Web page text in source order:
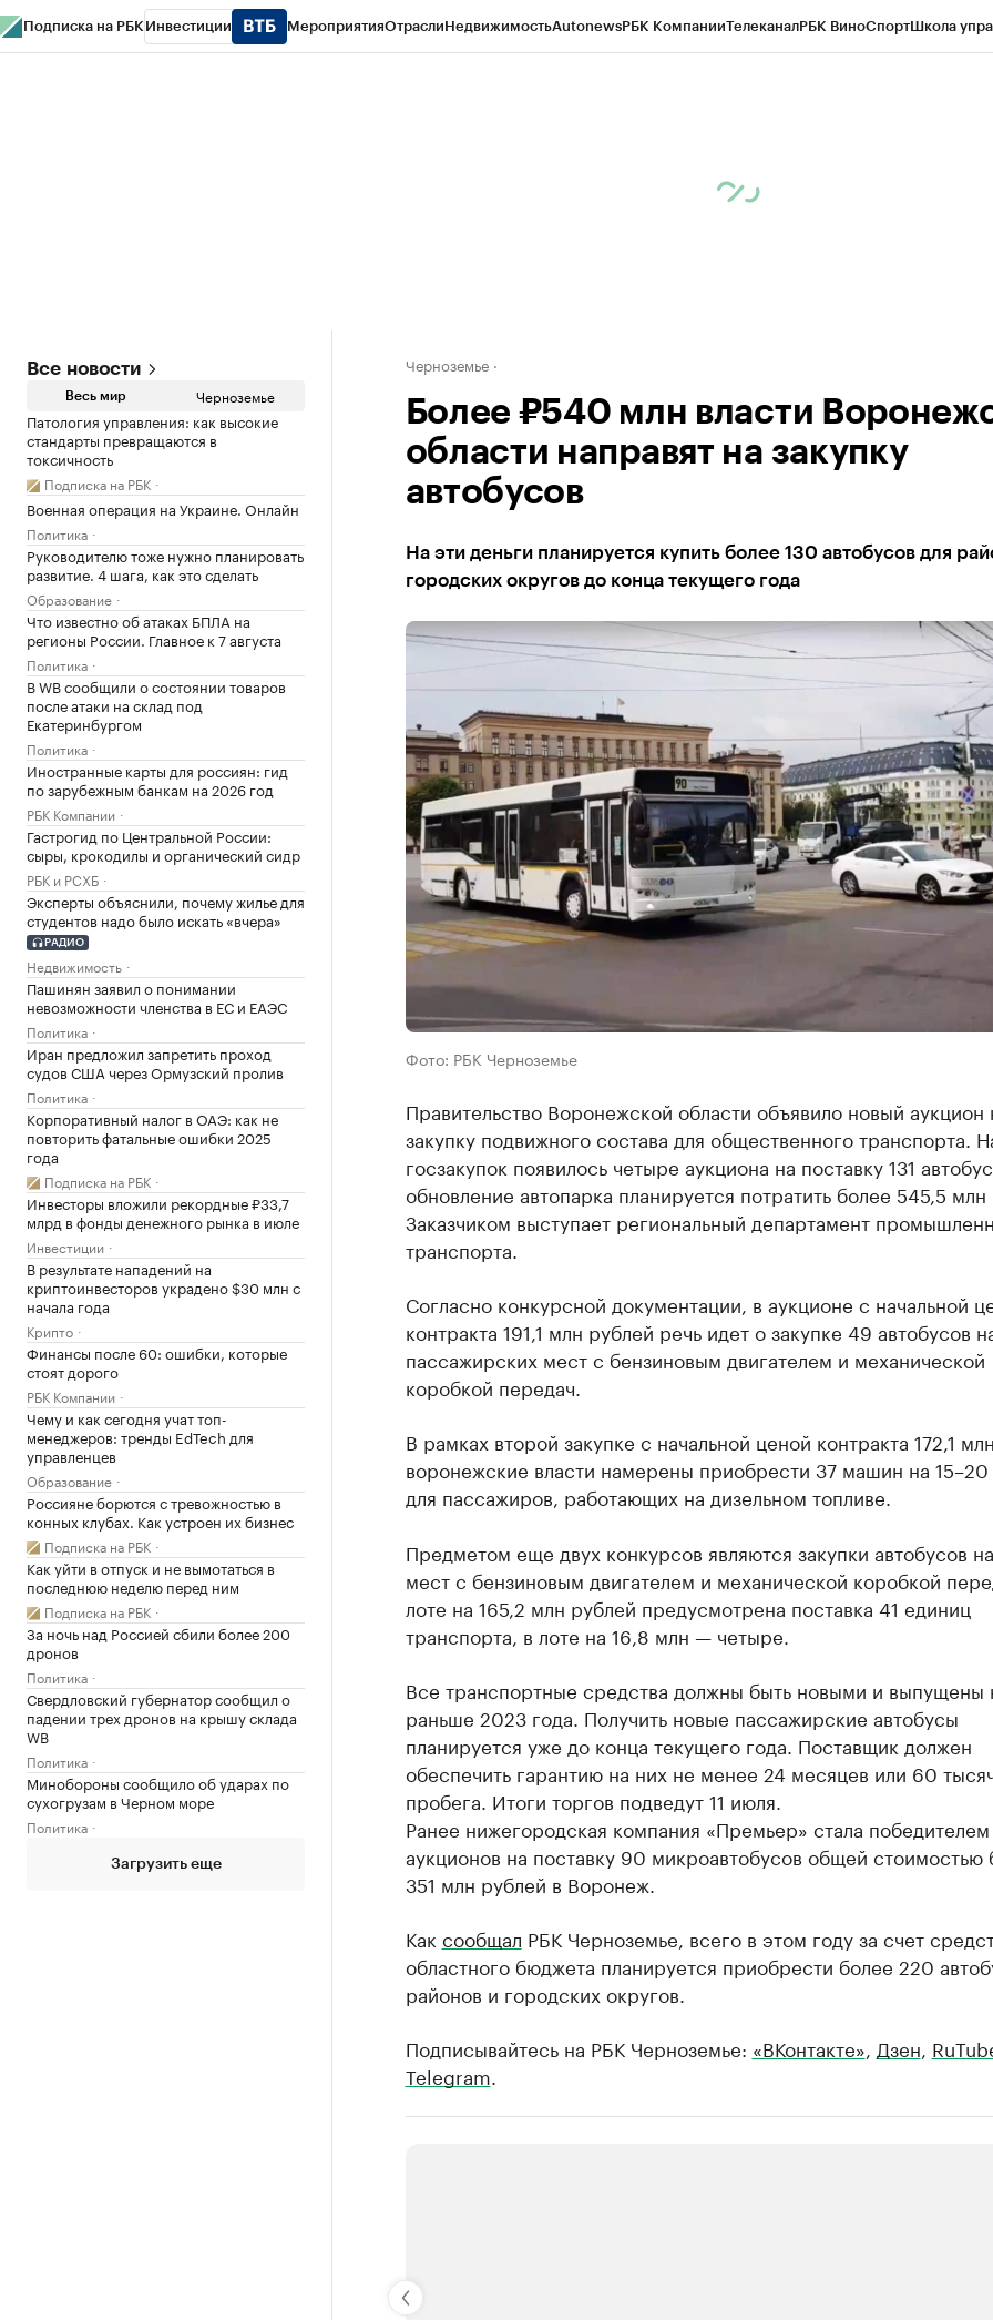
Подписка на РБК Инвестиции МероприятияОтраслиНедвижимостьAutonewsРБК КомпанииТелеканалРБК ВиноСпортШкола
Все новости
Весь мир Черноземье
Патология управления: как высокие
стандарты превращаются в
токсичность
Подписка на РБК
Военная операция на Украине. Онлайн
Политика
Руководителю тоже нужно планировать
развитие. 4 шага, как это сделать
Образование
Что известно об атаках БПЛА на
регионы России. Главное к 7 августа
Политика
В WB сообщили о состоянии товаров
после атаки на склад под
Екатеринбургом
Политика
Иностранные карты для россиян: гид
по зарубежным банкам на 2026 год
РБК Компании
Гастрогид по Центральной России:
сыры, крокодилы и органический сидр
РБК и РСХБ
Эксперты объяснили, почему жилье для
студентов надо было искать «вчера»
РАДИО
Недвижимость
Пашинян заявил о понимании
невозможности членства в ЕС и ЕАЭС
Политика
Иран предложил запретить проход
судов США через Ормузский пролив
Политика
Корпоративный налог в ОАЭ: как не
повторить фатальные ошибки 2025
года
Подписка на РБК
Инвесторы вложили рекордные ₽33,7
млрд в фонды денежного рынка в июле
Инвестиции
В результате нападений на
криптоинвесторов украдено $30 млн с
начала года
Крипто
Финансы после 60: ошибки, которые
стоят дорого
РБК Компании
Чему и как сегодня учат топ-
менеджеров: тренды EdTech для
управленцев
Образование
Россияне борются с тревожностью в
конных клубах. Как устроен их бизнес
Подписка на РБК
Как уйти в отпуск и не вымотаться в
последнюю неделю перед ним
Подписка на РБК
За ночь над Россией сбили более 200
дронов
Политика
Свердловский губернатор сообщил о
падении трех дронов на крышу склада
WB
Политика
Минобороны сообщило об ударах по
сухогрузам в Черном море
Политика
Загрузить еще
Черноземье
Более ₽540 млн власти
области направят на закупку
автобусов
На эти деньги планируется купить более 130 автобусов для
городских округов до конца текущего года
Фото: РБК Черноземье
Правительство Воронежской области объявило новый аукцион
закупку подвижного состава для общественного транспорта.
госзакупок появилось четыре аукциона на поставку 131
обновление автопарка планируется потратить более 545,5
Заказчиком выступает региональный департамент
транспорта.
Согласно конкурсной документации, в аукционе с начальной
контракта 191,1 млн рублей речь идет о закупке 49 автобусов
пассажирских мест с бензиновым двигателем и механической
коробкой передач.
В рамках второй закупке с начальной ценой контракта 172,1
воронежские власти намерены приобрести 37 машин на
для пассажиров, работающих на дизельном топливе.
Предметом еще двух конкурсов являются закупки автобусов
мест с бензиновым двигателем и механической коробкой
лоте на 165,2 млн рублей предусмотрена поставка 41 единиц
транспорта, в лоте на 16,8 млн — четыре.
Все транспортные средства должны быть новыми и выпущены
раньше 2023 года. Получить новые пассажирские автобусы
планируется уже до конца текущего года. Поставщик должен
обеспечить гарантию на них не менее 24 месяцев или 60
пробега. Итоги торгов подведут 11 июля.
Ранее нижегородская компания «Премьер» стала победителем
аукционов на поставку 90 микроавтобусов общей стоимостью
351 млн рублей в Воронеж.
Как сообщал РБК Черноземье, всего в этом году за счет
областного бюджета планируется приобрести более 220
районов и городских округов.
Подписывайтесь на РБК Черноземье: «ВКонтакте» Дзен
Telegram